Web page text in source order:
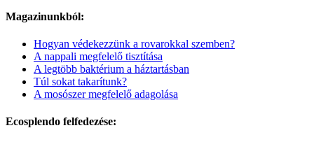
Magazinunkból:
Hogyan védekezzünk a rovarokkal szemben?
A nappali megfelelő tisztítása
A legtöbb baktérium a háztartásban
Túl sokat takarítunk?
A mosószer megfelelő adagolása
Ecosplendo felfedezése: